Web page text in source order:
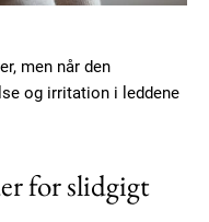
men når den
og irritation i leddene
for slidgigt